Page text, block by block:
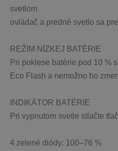
svetlom
ovládač a predné svetlo sa
REŽIM NÍZKEJ BATÉRIE
Pri poklese batérie pod 10 %
Eco Flash a nemožno ho
INDIKÁTOR BATÉRIE
Pri vypnutom svetle stlačte
4 zelené diódy: 100–76 %